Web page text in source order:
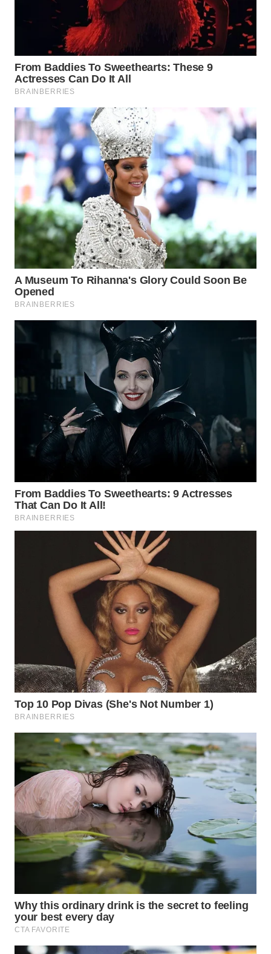
WN
KARAWANG
WN
BEKASI
WN
BOGOR
WN
DEPOK
WN
TAPANULI
UTARA
WN
SAMOSIR
PADANG
LAWAS
SUMEDANG
WN
WN
KEPULAUAN
TANGERANG
WN
INDRAMAYU
WN
KUNINGAN
WN
MAJALENGKA
WN
SUBANG
SUKABUMI
WN
PURWAKARTA